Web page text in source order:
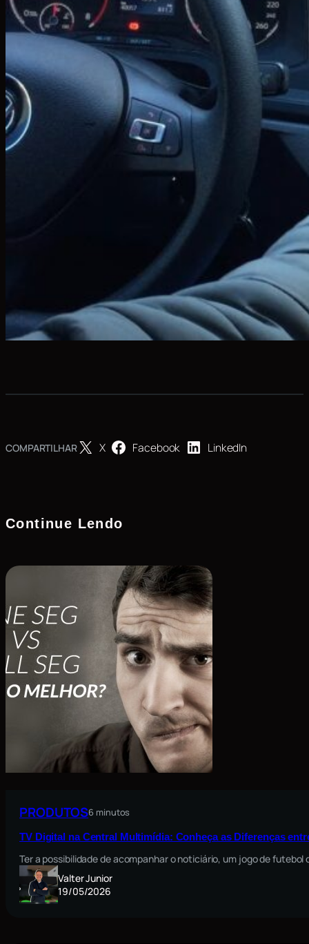
COMPARTILHAR X Facebook LinkedIn
Continue Lendo
PRODUTOS6 minutos
TV Digital na Central Multimídia: Conheça as Diferenças
Ter a possibilidade de acompanhar o noticiário, um jogo de
Valter Junior
19/05/2026